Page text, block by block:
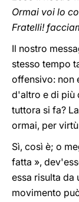
Ormai voi lo
Fratelli!
Il nostro
stesso tempo
offensivo: non
d'altro e di più
tuttora si fa?
ormai, per
Sì, così è; o
fatta »,
essa risulta da
movimento